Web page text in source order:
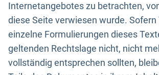
Internetangebotes zu betrachten,
diese Seite verwiesen wurde. Sofern
einzelne Formulierungen dieses
geltenden Rechtslage nicht, nicht
vollständig entsprechen sollten,